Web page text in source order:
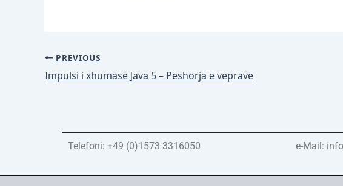
PREVIOUS
Impulsi i xhumasë Java 5 – Peshorja e veprave
Telefoni: +49 (0)1573 3316050 e-Mail: